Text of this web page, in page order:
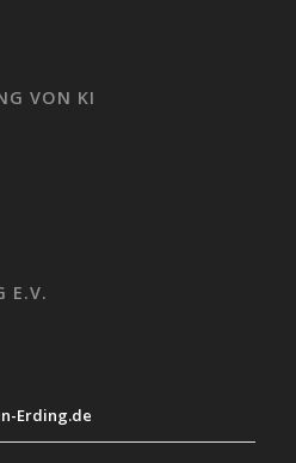
VON KI
E.V.
Erding.de